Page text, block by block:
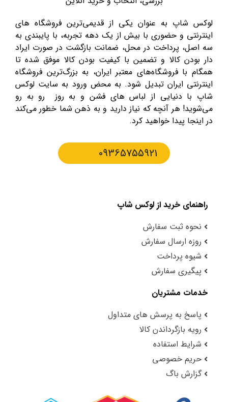
لوکس شاپ به عنوان یکی از قدیمی‌ترین فروشگاه های
اینترنتی و حضوری با بیش از یک دهه تجربه، با پایبندی به
سه اصل، پرداخت در محل، ضمانت بازگشت در صورت ایراد
دار بودن کالا و تضمین با کیفیت بودن کالا موفق شده تا
همگام با فروشگاه‌های معتبر ایران، به بزرگ‌ترین فروشگاه
اینترنتی ایران تبدیل شود. به محض ورود به سایت لوکس
شاپ با دنیایی از لباس های فشن و به روز رو به رو
می‌شوید! هر آنچه که نیاز دارید و به ذهن شما خطور می‌کند
در اینجا پیدا خواهید کرد.
09365755921
راهنمای خرید از لوکس شاپ
نحوه ثبت سفارش
روزه ارسال سفارش
شیوه پرداخت
پیگیری سفارش
خدمات مشتریان
پاسخ به پرسش های متداول
رویه بازگرداندن کالا
شرایط استفاده
حریم خصوصی
گزارش باگ